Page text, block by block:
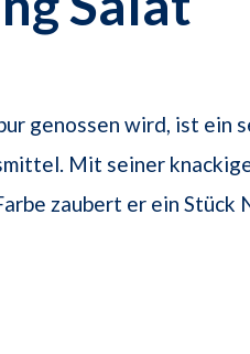
genossen wird, ist ein
Mit seiner
zaubert er ein Stück